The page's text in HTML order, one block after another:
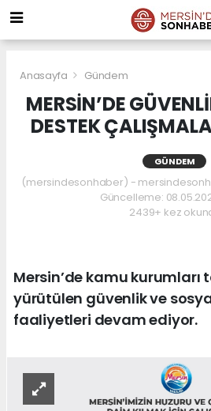
Anasayfa Gündem
MERSİN’DE
DESTEK
GÜNDEM
(mersindesonhaber) -
Güncelleme:
2439+ kez
Mersin’de kamu kurumları
yürütülen güvenlik ve
faaliyetleri devam ediyor.